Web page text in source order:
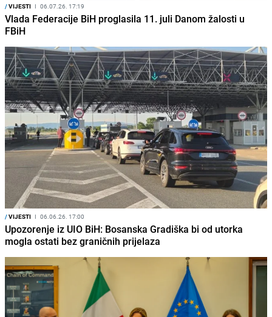
/VIJESTI I 06.07.26. 17:19
Vlada Federacije BiH proglasila 11. juli Danom žalosti u
FBiH
/VIJESTI I 06.06.26. 17:00
Upozorenje iz UIO BiH: Bosanska Gradiška bi od utorka
mogla ostati bez graničnih prijelaza